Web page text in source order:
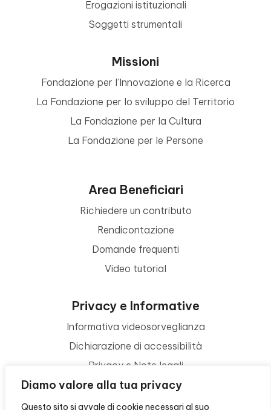
Diamo valore alla tua privacy
Questo sito si avvale di cookie necessari al suo
Erogazioni istituzionali
Soggetti strumentali
Missioni
Fondazione per l’Innovazione e la Ricerca
La Fondazione per lo sviluppo del Territorio
La Fondazione per la Cultura
La Fondazione per le Persone
Area Beneficiari
Richiedere un contributo
Rendicontazione
Domande frequenti
Video tutorial
Privacy e Informative
Informativa videosorveglianza
Dichiarazione di accessibilità
Privacy e Note legali
Termini di utilizzo
Cookie policy